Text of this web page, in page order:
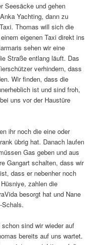
Seesäcke und gehen
Yachting, dann zu
Thomas will sich die
eigenen Taxi direkt ins
sehen wir eine
Straße entlang läuft. Das
verhindern, dass
Wir finden, dass die
ist und sind froh,
uns vor der Haustüre
ihr noch die eine oder
übrig hat. Danach laufen
Gas geben und aus
Gangart schalten, dass wir
dass er nebenher noch
zahlen die
besorgt hat und Nane
Schals.
sind wir wieder auf
bereits auf uns wartet.